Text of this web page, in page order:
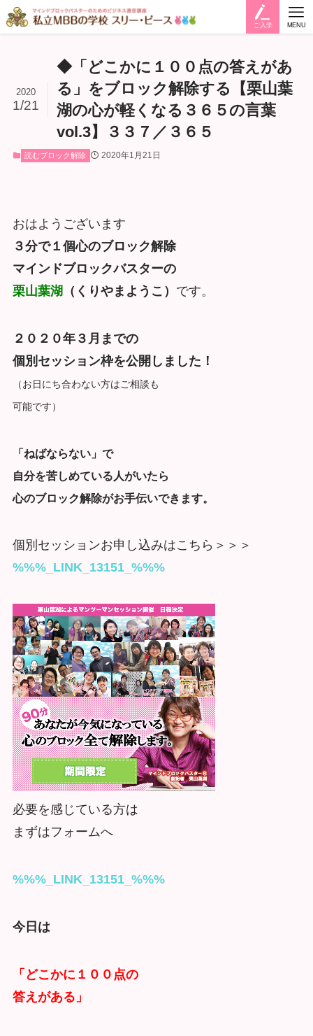
ご入学 MENU
◆「どこかに１００点の答えがあ
る」をブロック解除する【栗山葉
湖の心が軽くなる３６５の言葉
vol.3】３３７／３６５
2020
1/21
読むブロック解除 2020年1月21日
おはようございます
３分で１個心のブロック解除
マインドブロックバスターの
栗山葉湖 （くりやまようこ） です。
２０２０年３月までの
個別セッション枠を公開しました！
（お日にち合わない方はご相談も
可能です）
「ねばならない」で
自分を苦しめている人がいたら
心のブロック解除がお手伝いできます。
個別セッションお申し込みはこちら＞＞＞
%%%_LINK_13151_%%%
必要を感じている方は
まずはフォームへ
%%%_LINK_13151_%%%
今日は
「どこかに１００点の
答えがある」